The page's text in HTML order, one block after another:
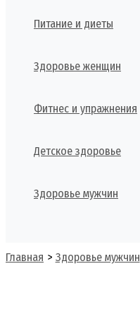
Питание и диеты
Здоровье женщин
Фитнес и упражнения
Детское здоровье
Здоровье мужчин
Главная Здоровье мужчин